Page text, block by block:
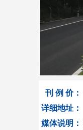
刊 例 价：
详细地址：
媒体说明：